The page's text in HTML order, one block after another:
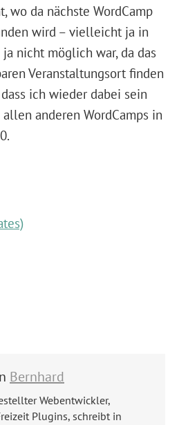
wo da nächste WordCamp
wird – vielleicht ja in
nicht möglich war, da das
Veranstaltungsort finden
ich wieder dabei sein
anderen WordCamps in
Bernhard
Webentwickler,
Plugins, schreibt in